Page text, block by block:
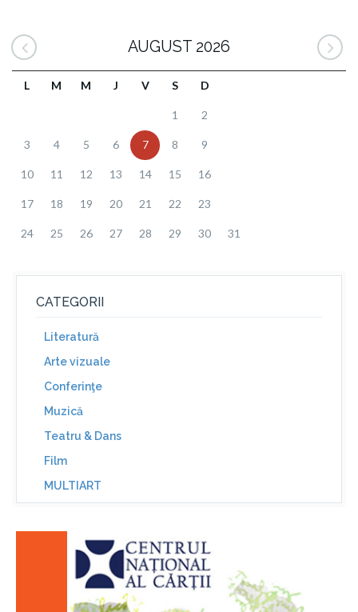
AUGUST 2026
L M M J V S D
1 2
3 4 5 6 7 8 9
10 11 12 13 14 15 16
17 18 19 20 21 22 23
24 25 26 27 28 29 30 31
CATEGORII
Literatură
Arte vizuale
Conferinţe
Muzică
Teatru & Dans
Film
MULTIART